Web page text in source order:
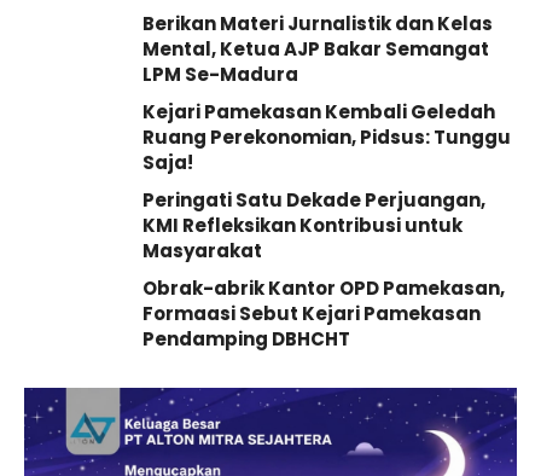
Berikan Materi Jurnalistik dan Kelas
Mental, Ketua AJP Bakar Semangat
LPM Se-Madura
Kejari Pamekasan Kembali Geledah
Ruang Perekonomian, Pidsus: Tunggu
Saja!
Peringati Satu Dekade Perjuangan,
KMI Refleksikan Kontribusi untuk
Masyarakat
Obrak-abrik Kantor OPD Pamekasan,
Formaasi Sebut Kejari Pamekasan
Pendamping DBHCHT